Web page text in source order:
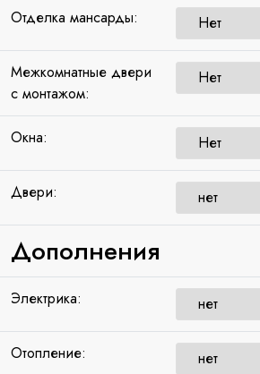
Отделка мансарды:
Межкомнатные двери
с монтажом:
Окна:
Двери:
Дополнения
Электрика:
Отопление: